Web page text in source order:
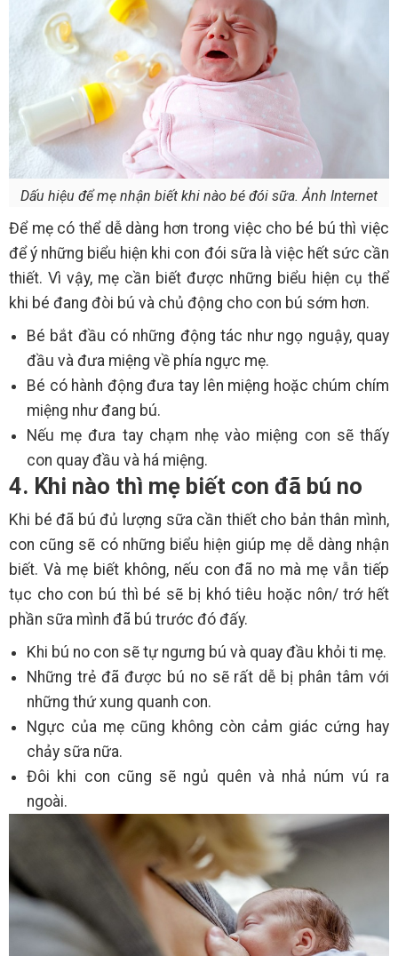
Dấu hiệu để mẹ nhận biết khi nào bé đói sữa. Ảnh Internet
Để mẹ có thể dễ dàng hơn trong việc cho bé bú thì việc
để ý những biểu hiện khi con đói sữa là việc hết sức cần
thiết. Vì vậy, mẹ cần biết được những biểu hiện cụ thể
khi bé đang đòi bú và chủ động cho con bú sớm hơn.
Bé bắt đầu có những động tác như ngọ nguậy, quay
đầu và đưa miệng về phía ngực mẹ.
Bé có hành động đưa tay lên miệng hoặc chúm chím
miệng như đang bú.
Nếu mẹ đưa tay chạm nhẹ vào miệng con sẽ thấy
con quay đầu và há miệng.
4. Khi nào thì mẹ biết con đã bú no
Khi bé đã bú đủ lượng sữa cần thiết cho bản thân mình,
con cũng sẽ có những biểu hiện giúp mẹ dễ dàng nhận
biết. Và mẹ biết không, nếu con đã no mà mẹ vẫn tiếp
tục cho con bú thì bé sẽ bị khó tiêu hoặc nôn/ trớ hết
phần sữa mình đã bú trước đó đấy.
Khi bú no con sẽ tự ngưng bú và quay đầu khỏi ti mẹ.
Những trẻ đã được bú no sẽ rất dễ bị phân tâm với
những thứ xung quanh con.
Ngực của mẹ cũng không còn cảm giác cứng hay
chảy sữa nữa.
Đôi khi con cũng sẽ ngủ quên và nhả núm vú ra
ngoài.